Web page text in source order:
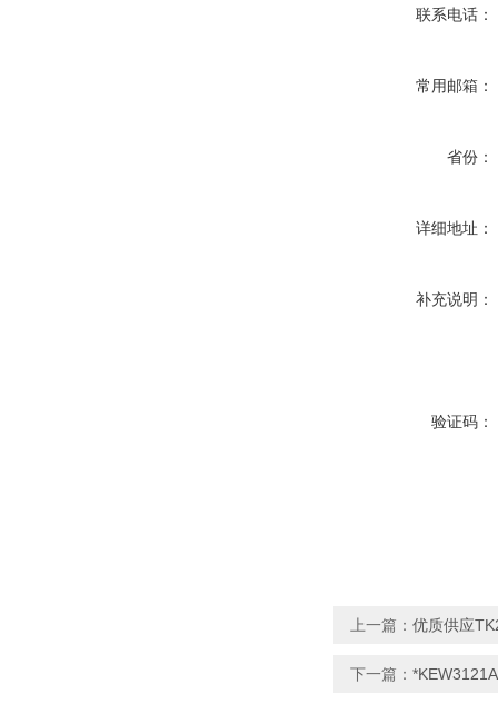
联系电话：
常用邮箱：
省份：
详细地址：
补充说明：
验证码：
上一篇： 优质供应
下一篇：